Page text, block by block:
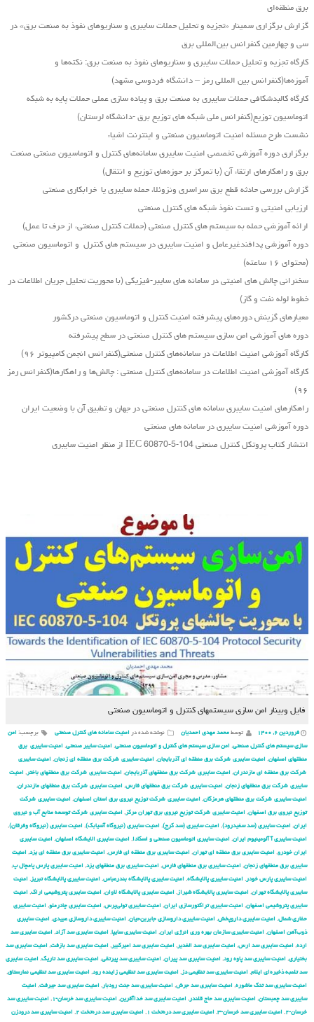
برق منطقه‌ای
گزارش برگزاری سمینار «تجزیه ‌و تحلیل حملات سایبری و سناریو‌های نفوذ به صنعت برق» در
سی و چهارمین کنفرانس بین‌المللی برق
کارگاه تجزیه و تحلیل حملات سایبری و سناریوهای نفوذ به صنعت برق: نکته‌ها و
آموزه‌ها(کنفرانس بین المللی رمز – دانشگاه فردوسی مشهد)
کارگاه کالبدشکافی حملات سایبری به صنعت برق و پیاده سازی عملی حملات پایه به شبکه
اتوماسیون توزیع(کنفرانس ملی شبکه های توزیع برق -دانشگاه لرستان)
نشست طرح مسئله امنیت اتوماسیون صنعتی و اینترنت اشیاء
برگزاری دوره آموزشی تخصصی امنیت سایبری سامانه‌های کنترل و اتوماسیون صنعتی صنعت
برق و راهکارهای ارتقاء آن (با تمرکز بر حوزه‌های توزیع و انتقال)
گزارش بررسی حادثه قطع برق سراسری ونزوئلا، حمله سایبری یا خرابکاری صنعتی
ارزیابی امنیتی و تست نفوذ شبکه های کنترل صنعتی
ارائه آموزشی حمله به سیستم های کنترل صنعتی (حملات کنترل صنعتی، از حرف تا عمل)
دوره آموزشی پدافندغیرعامل و امنیت سایبری در سیستم های کنترل و اتوماسیون صنعتی
(محتوای ۱۶ ساعته)
سخنرانی چالش های امنیتی در سامانه های سایبر-فیزیکی (با محوریت تحلیل جریان اطلاعات در
خطوط لوله نفت و گاز)
معیارهای گزینش دوره‌های پیشرفته امنیت کنترل و اتوماسیون صنعتی درکشور
دوره های آموزشی امن سازی سیستم های کنترل صنعتی در سطح پیشرفته
کارگاه آموزشی امنیت اطلاعات در سامانه‌های کنترل صنعتی(کنفرانس انجمن کامپیوتر ۹۶)
کارگاه آموزشی امنیت اطلاعات در سامانه‌های کنترل صنعتی : چالش‌ها و راهکارها(کنفرانس رمز
۹۶)
راهکارهای امنیت سایبری سامانه های کنترل صنعتی در جهان و تطبیق آن با وضعیت ایران
دوره آموزشی امنیت سایبری در سامانه های صنعتی
انتشار کتاب پروتکل کنترل صنعتی IEC 60870-5-104 از منظر امنیت سایبری
فایل وبینار امن سازی سیستم‏های کنترل و اتوماسیون صنعتی
فروردین ۶, ۱۴۰۰ توسط محمد مهدی احمدیان نوشته شده در امنیت سامانه های کنترل صنعتی برچسب: امن
سازی سیستم های کنترل صنعتی, امن سازی سیستم های کنترل و اتوماسیون صنعتی, امنیت سایبر صنعتی, امنیت سایبری برق
منطقهای اصفهان, امنیت سایبری شركت برق منطقه ای آذربایجان, امنیت سایبری شركت برق منطقه ای زنجان, امنیت سایبری
شركت برق منطقه ای مازندران, امنیت سایبری شركت برق منطقهای آذربایجان, امنیت سایبری شركت برق منطقهای باختر , امنیت
سایبری شركت برق منطقهای زنجان, امنیت سایبری شركت برق منطقهای فارس, امنیت سایبری شركت برق منطقهای مازندران,
امنیت سایبری شركت برق منطقهای هرمزگان, امنیت سایبری شركت توزیع نیروی برق استان اصفهان, امنیت سایبری شركت
توزیع نیروی برق اصفهان, امنیت سایبری شركت توزیع نیروی برق تهران مركز , امنیت سایبری شركت توسعه منابع آب و نیروی
ایران, امنیت سایبری (سد سفیدرود), امنیت سایبری (سد کرج), امنیت سایبری (نیروگاه آسیابک), امنیت سایبری (نیروگاه وفرقان),
امنیت سایبری آ آلومینیوم ایران, امنیت سایبری اتوماسیون صنعتی و اسکادا, امنیت سایبری الایشگاه اصفهان, امنیت سایبری
ایران خودرو, امنیت سایبری برق منطقه ای تهران, امنیت سایبری برق منطقه ای فارس, امنیت سایبری برق منطقه ای یزد, امنیت
سایبری برق منطقهای زنجان, امنیت سایبری برق منطقهای فارس, امنیت سایبری برق منطقهای یزد, امنیت سایبری پارس پامچال پ,
امنیت سایبری پارس خودر , امنیت سایبری پالایشگاه, امنیت سایبری پالایشگاه بندرعباس, امنیت سایبری پالایشگاه تبریز , امنیت
سایبری پالایشگاه تهران, امنیت سایبری پالایشگاه شیراز , امنیت سایبری پالایشگاه لاوان, امنیت سایبری پتروشیمی اراک, امنیت
سایبری پتروشیمی اصفهان, امنیت سایبری تراکتورسازی ایران, امنیت سایبری تولی‌پرس, امنیت سایبری چادرملو, امنیت سایبری
حفاری شمال, امنیت سایبری داروپخش, امنیت سایبری داروسازی جابربن‌حیان, امنیت سایبری داروسازی عبیدی, امنیت سایبری
ذوب‌آهن اصفهان, امنیت سایبری سازمان بهره وری انرژی ایران, امنیت سایبری سایپا, امنیت سایبری سد آزاد, امنیت سایبری سد
ارده, امنیت سایبری سد ارس, امنیت سایبری سد الغدیر , امنیت سایبری سد امیرکبیر , امنیت سایبری سد بازفت, امنیت سایبری سد
بختیاری, امنیت سایبری سد پاوه رود, امنیت سایبری سد پیران, امنیت سایبری سد پیرتقی, امنیت سایبری سد تاریک, امنیت سایبری
سد تلمبه ذخیره‌ای ایلام, امنیت سایبری سد تنظیمی دز , امنیت سایبری سد تنظیمی زاینده رود, امنیت سایبری سد تنظیمی نمارستاق,
امنیت سایبری سد تنگ ماشوره, امنیت سایبری سد جرش, امنیت سایبری سد جنت رودبار , امنیت سایبری سد جیرفت, امنیت
سایبری سد چمبستان, امنیت سایبری سد حاج قلندر , امنیت سایبری سد خداآفرین, امنیت سایبری سد خرسان-۱ , امنیت سایبری سد
خرسان-۲ , امنیت سایبری سد خرسان-۳ , امنیت سایبری سد دره‌تخت ۱ , امنیت سایبری سد دره‌تخت ۲ , امنیت سایبری سد درودزن